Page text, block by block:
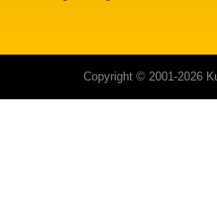
Copyright © 2001-2026